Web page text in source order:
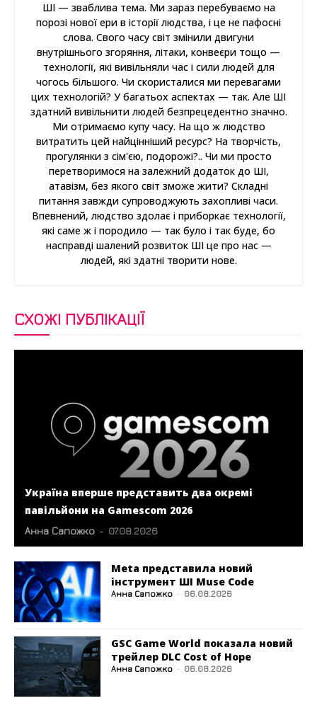
ШІ — зваблива тема. Ми зараз перебуваємо на
порозі нової ери в історії людства, і це не пафосні
слова. Свого часу світ змінили двигуни
внутрішнього згоряння, літаки, конвеєри тощо —
технології, які вивільняли час і сили людей для
чогось більшого. Чи скористалися ми перевагами
цих технологій? У багатьох аспектах — так. Але ШІ
здатний вивільнити людей безпрецедентно значно.
Ми отримаємо купу часу. На що ж людство
витратить цей найцінніший ресурс? На творчість,
прогулянки з сім'єю, подорожі?.. Чи ми просто
перетворимося на залежний додаток до ШІ,
атавізм, без якого світ зможе жити? Складні
питання завжди супроводжують захопливі часи.
Впевнений, людство здолає і приборкає технології,
які саме ж і породило — так було і так буде, бо
насправді шалений розвиток ШІ це про нас —
людей, які здатні творити нове.
СХОЖІ ПУБЛІКАЦІЇ
Україна вперше представить два окремі
павільйони на Gamescom 2026
Анна Сапожко - 07.08.2026
Meta представила новий
інструмент ШІ Muse Code
Анна Сапожко - 06.08.2026
GSC Game World показала новий
трейлер DLC Cost of Hope
Анна Сапожко - 06.08.2026